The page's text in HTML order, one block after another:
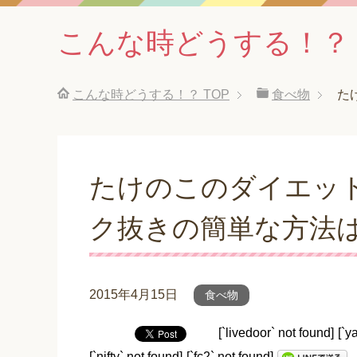
こんな時どうする！？
こんな時どうする！？ TOP 食べ物 た
たけのこのダイエッ
ク抜きの簡単な方法
2015年4月15日 食べ物
[`livedoor` not found]